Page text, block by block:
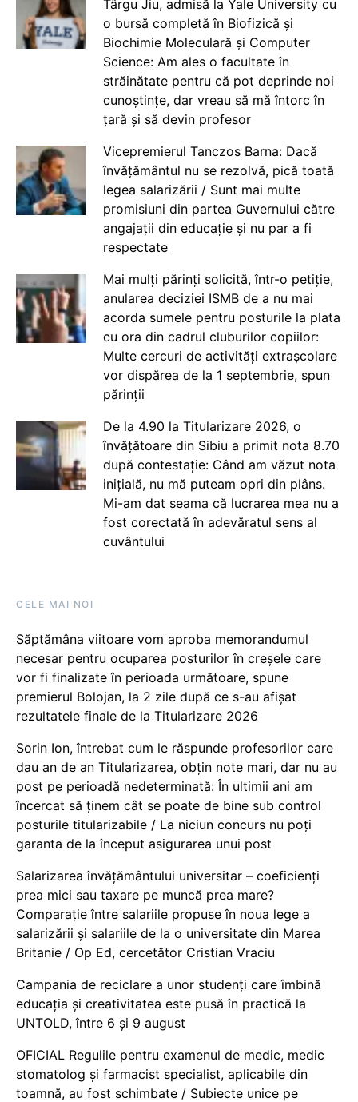
Târgu Jiu, admisă la Yale University cu
o bursă completă în Biofizică și
Biochimie Moleculară și Computer
Science: Am ales o facultate în
străinătate pentru că pot deprinde noi
cunoștințe, dar vreau să mă întorc în
țară și să devin profesor
Vicepremierul Tanczos Barna: Dacă
învățământul nu se rezolvă, pică toată
legea salarizării / Sunt mai multe
promisiuni din partea Guvernului către
angajații din educație și nu par a fi
respectate
Mai mulți părinți solicită, într-o petiție,
anularea deciziei ISMB de a nu mai
acorda sumele pentru posturile la plata
cu ora din cadrul cluburilor copiilor:
Multe cercuri de activități extrașcolare
vor dispărea de la 1 septembrie, spun
părinții
De la 4.90 la Titularizare 2026, o
învățătoare din Sibiu a primit nota 8.70
după contestație: Când am văzut nota
inițială, nu mă puteam opri din plâns.
Mi-am dat seama că lucrarea mea nu a
fost corectată în adevăratul sens al
cuvântului
CELE MAI NOI
Săptămâna viitoare vom aproba memorandumul
necesar pentru ocuparea posturilor în creșele care
vor fi finalizate în perioada următoare, spune
premierul Bolojan, la 2 zile după ce s-au afișat
rezultatele finale de la Titularizare 2026
Sorin Ion, întrebat cum le răspunde profesorilor care
dau an de an Titularizarea, obțin note mari, dar nu au
post pe perioadă nedeterminată: În ultimii ani am
încercat să ținem cât se poate de bine sub control
posturile titularizabile / La niciun concurs nu poți
garanta de la început asigurarea unui post
Salarizarea învățământului universitar – coeficienți
prea mici sau taxare pe muncă prea mare?
Comparație între salariile propuse în noua lege a
salarizării și salariile de la o universitate din Marea
Britanie / Op Ed, cercetător Cristian Vraciu
Campania de reciclare a unor studenți care îmbină
educația și creativitatea este pusă în practică la
UNTOLD, între 6 și 9 august
OFICIAL Regulile pentru examenul de medic, medic
stomatolog și farmacist specialist, aplicabile din
toamnă, au fost schimbate / Subiecte unice pe